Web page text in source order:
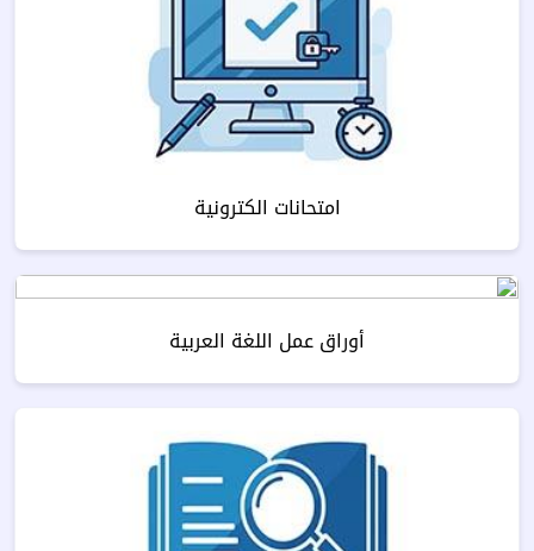
امتحانات الكترونية
أوراق عمل اللغة العربية